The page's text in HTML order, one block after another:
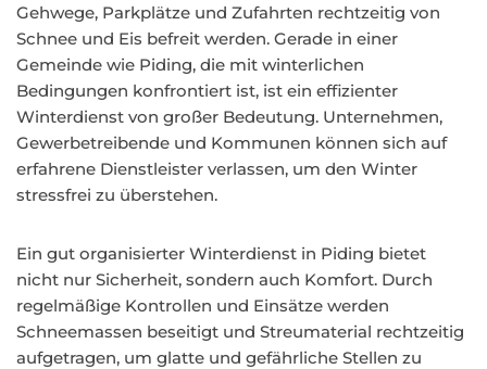
Gehwege, Parkplätze und Zufahrten rechtzeitig von
Schnee und Eis befreit werden. Gerade in einer
Gemeinde wie Piding, die mit winterlichen
Bedingungen konfrontiert ist, ist ein effizienter
Winterdienst von großer Bedeutung. Unternehmen,
Gewerbetreibende und Kommunen können sich auf
erfahrene Dienstleister verlassen, um den Winter
stressfrei zu überstehen.
Ein gut organisierter Winterdienst in Piding bietet
nicht nur Sicherheit, sondern auch Komfort. Durch
regelmäßige Kontrollen und Einsätze werden
Schneemassen beseitigt und Streumaterial rechtzeitig
aufgetragen, um glatte und gefährliche Stellen zu